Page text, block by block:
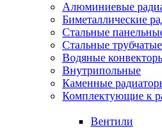
Алюминиевые
Биметаллические
Стальные
Стальные
Водяные
Внутрипольные
Каменные
Комплектующие к
Вентили